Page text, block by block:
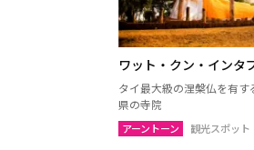
ワット・クン・インタ
タイ最大級の涅槃仏を有す
県の寺院
アーントーン 観光スポット